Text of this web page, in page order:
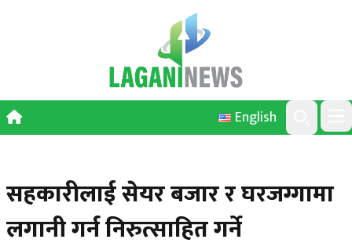
English
Search
सहकारीलाई सेयर बजार र घरजग्गामा
लगानी गर्न निरुत्साहित गर्ने